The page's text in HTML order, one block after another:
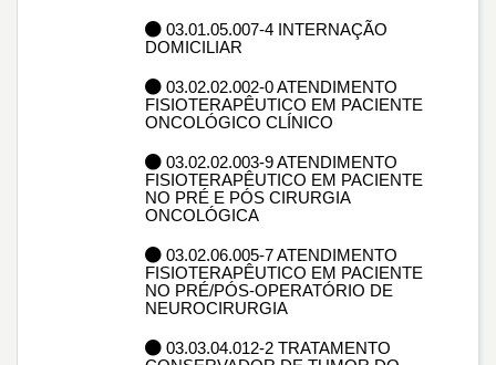
03.01.05.007-4 INTERNAÇÃO
DOMICILIAR
03.02.02.002-0 ATENDIMENTO
FISIOTERAPÊUTICO EM PACIENTE
ONCOLÓGICO CLÍNICO
03.02.02.003-9 ATENDIMENTO
FISIOTERAPÊUTICO EM PACIENTE
NO PRÉ E PÓS CIRURGIA
ONCOLÓGICA
03.02.06.005-7 ATENDIMENTO
FISIOTERAPÊUTICO EM PACIENTE
NO PRÉ/PÓS-OPERATÓRIO DE
NEUROCIRURGIA
03.03.04.012-2 TRATAMENTO